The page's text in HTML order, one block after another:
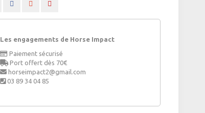
Les engagements de Horse Impact
Paiement sécurisé
Port offert dès 70€
horseimpact2@gmail.com
03 89 34 04 85